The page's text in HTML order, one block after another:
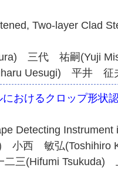
Two-layer Clad
三代 祐嗣(Yuji
Uesugi) 平井 征
おけるクロップ形状
Detecting Instrument
小西 敏弘
(Hifumi Tsukuda)